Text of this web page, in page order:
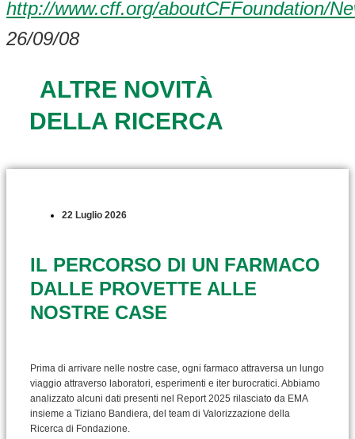
http://www.cff.org/aboutCFFoundation/
26/09/08
ALTRE NOVITÀ
DELLA RICERCA
22 Luglio 2026
IL PERCORSO DI UN FARMACO
DALLE PROVETTE ALLE
NOSTRE CASE
Prima di arrivare nelle nostre case, ogni farmaco attraversa un lungo
viaggio attraverso laboratori, esperimenti e iter burocratici. Abbiamo
analizzato alcuni dati presenti nel Report 2025 rilasciato da EMA
insieme a Tiziano Bandiera, del team di Valorizzazione della
Ricerca di Fondazione.